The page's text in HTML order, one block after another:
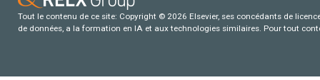
Tout le contenu de ce site: Copyright © 2026 Elsevier, ses concédants de
de données, a la formation en IA et aux technologies similaires. Pour tout